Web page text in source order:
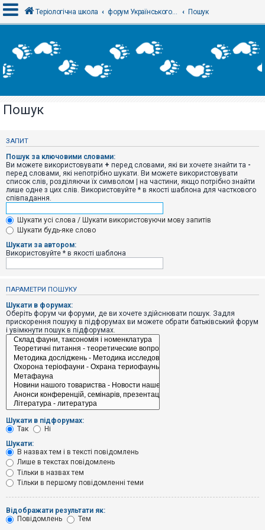
х
і
Р
с
р
а
ц
і
я
Т
е
м
и
б
і
п
о
в
і
д
в
н
т
е
м
и
о
ш
Теріологічна школа форум Українського теріологічного товариства Пошук
Пошук
ЗАПИТ
Пошук за ключовими словами:
Ви можете використовувати + перед словами, які ви хочете знайти та -
перед словами, які непотрібно шукати. Ви можете використовувати
список слів, розділяючи їх символом | на частини, якщо потрібно знайти
лише одне з цих слів. Використовуйте * в якості шаблона для часткового
співпадання.
Шукати усі слова / Шукати використовуючи мову запитів
Шукати будь-яке слово
Шукати за автором:
Використовуйте * в якості шаблона
ПАРАМЕТРИ ПОШУКУ
Шукати в форумах:
Оберіть форум чи форуми, де ви хочете здійснювати пошук. Задля
прискорення пошуку в підфорумах ви можете обрати батьківський форум
і увімкнути пошук в підфорумах.
Шукати в підфорумах:
Так
Ні
Шукати:
В назвах тем і в тексті повідомлень
Лише в текстах повідомлень
Тільки в назвах тем
Тільки в першому повідомленні теми
Відображати результати як:
Повідомлень
Тем